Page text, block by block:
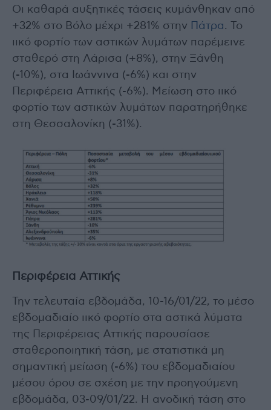
Οι καθαρά αυξητικές τάσεις κυμάνθηκαν από
+32% στο Βόλο μέχρι +281% στην Πάτρα. Το
ιικό φορτίο των αστικών λυμάτων παρέμεινε
σταθερό στη Λάρισα (+8%), στην Ξάνθη
(-10%), στα Ιωάννινα (-6%) και στην
Περιφέρεια Αττικής (-6%). Μείωση στο ιικό
φορτίο των αστικών λυμάτων παρατηρήθηκε
στη Θεσσαλονίκη (-31%).
Περιφέρεια Αττικής
Την τελευταία εβδομάδα, 10-16/01/22, το μέσο
εβδομαδιαίο ιικό φορτίο στα αστικά λύματα
της Περιφέρειας Αττικής παρουσίασε
σταθεροποιητική τάση, με στατιστικά μη
σημαντική μείωση (-6%) του εβδομαδιαίου
μέσου όρου σε σχέση με την προηγούμενη
εβδομάδα, 03-09/01/22. Η ανοδική τάση στο